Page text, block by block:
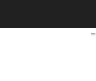
fraude ‘online’